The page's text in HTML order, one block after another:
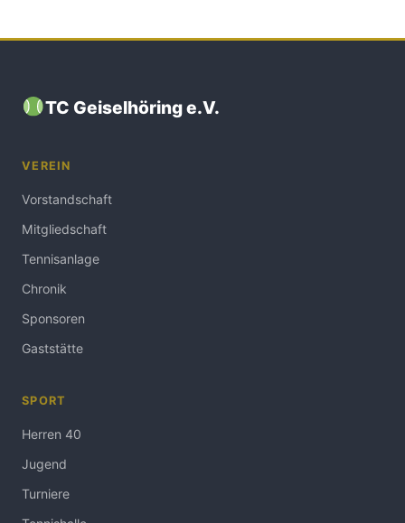
TC Geiselhöring e.V.
VEREIN
Vorstandschaft
Mitgliedschaft
Tennisanlage
Chronik
Sponsoren
Gaststätte
SPORT
Herren 40
Jugend
Turniere